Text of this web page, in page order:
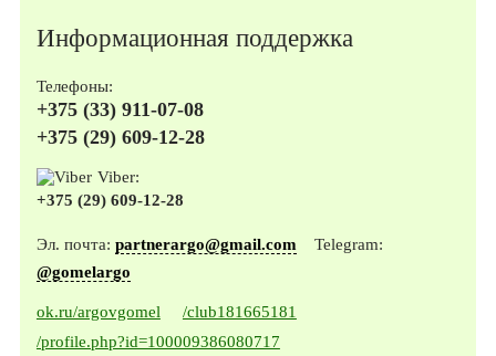
Информационная поддержка
Телефоны:
+375 (33) 911-07-08
+375 (29) 609-12-28
Viber:
+375 (29) 609-12-28
Эл. почта: partnerargo@gmail.com Telegram:
@gomelargo
ok.ru/argovgomel
/club181665181
/profile.php?id=100009386080717